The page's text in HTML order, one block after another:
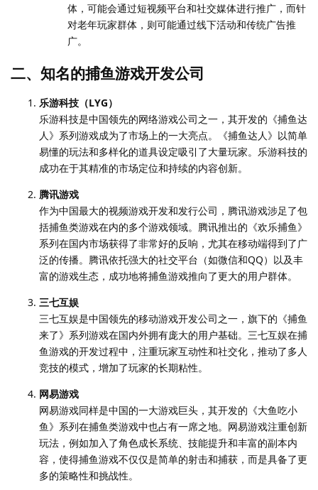
体，可能会通过短视频平台和社交媒体进行推广，而针
对老年玩家群体，则可能通过线下活动和传统广告推
广。
二、知名的捕鱼游戏开发公司
乐游科技（LYG）
乐游科技是中国领先的网络游戏公司之一，其开发的《捕鱼达
人》系列游戏成为了市场上的一大亮点。《捕鱼达人》以简单
易懂的玩法和多样化的道具设定吸引了大量玩家。乐游科技的
成功在于其精准的市场定位和持续的内容创新。
腾讯游戏
作为中国最大的视频游戏开发和发行公司，腾讯游戏涉足了包
括捕鱼类游戏在内的多个游戏领域。腾讯推出的《欢乐捕鱼》
系列在国内市场获得了非常好的反响，尤其在移动端得到了广
泛的传播。腾讯依托强大的社交平台（如微信和QQ）以及丰
富的游戏生态，成功地将捕鱼游戏推向了更大的用户群体。
三七互娱
三七互娱是中国领先的移动游戏开发公司之一，旗下的《捕鱼
来了》系列游戏在国内外拥有庞大的用户基础。三七互娱在捕
鱼游戏的开发过程中，注重玩家互动性和社交化，推动了多人
竞技的模式，增加了玩家的长期粘性。
网易游戏
网易游戏同样是中国的一大游戏巨头，其开发的《大鱼吃小
鱼》系列在捕鱼类游戏中也占有一席之地。网易游戏注重创新
玩法，例如加入了角色成长系统、技能提升和丰富的副本内
容，使得捕鱼游戏不仅仅是简单的射击和捕获，而是具备了更
多的策略性和挑战性。